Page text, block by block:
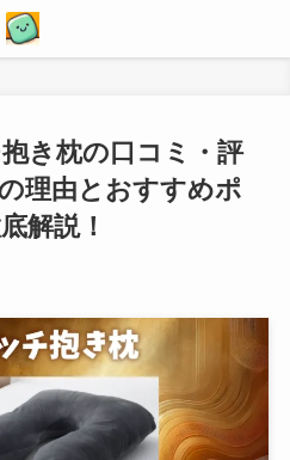
き枕の口コミ・評
理由とおすすめポ
解説！